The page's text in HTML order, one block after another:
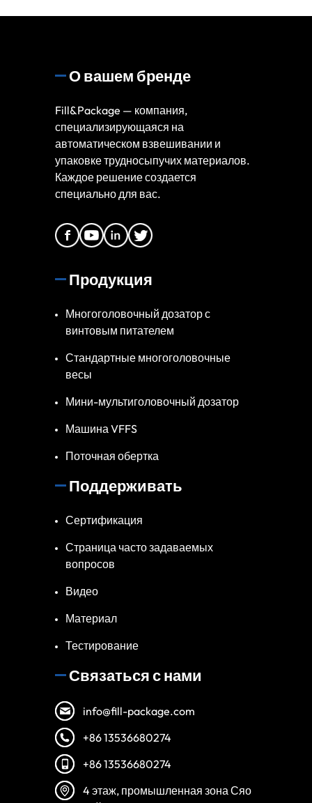
О вашем бренде
Fill&Package — компания,
специализирующаяся на
автоматическом взвешивании и
упаковке трудносыпучих материалов.
Каждое решение создается
специально для вас.
Продукция
Многоголовочный дозатор с
винтовым питателем
Стандартные многоголовочные
весы
Мини-мультиголовочный дозатор
Машина VFFS
Поточная обертка
Поддерживать
Сертификация
Страница часто задаваемых
вопросов
Видео
Материал
Тестирование
Связаться с нами
info@fill-package.com
+86 13536680274
+86 13536680274
4 этаж, промышленная зона Сяо